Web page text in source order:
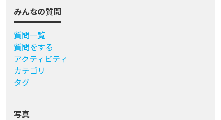
みんなの質問
質問一覧
質問をする
アクティビティ
カテゴリ
タグ
写真